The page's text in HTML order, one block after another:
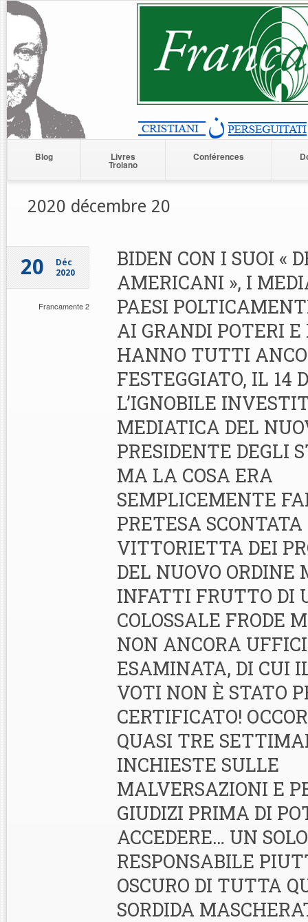
Blog Livres
Troiano
Conférences
2020 décembre 20
20
Déc
2020
Francamente 2
BIDEN CON I SUOI «
AMERICANI », I
PAESI
AI GRANDI POTERI E
HANNO TUTTI
FESTEGGIATO, IL 14
L’IGNOBILE
MEDIATICA DEL
PRESIDENTE DEGLI
MA LA COSA ERA
SEMPLICEMENTE
PRETESA SCONTATA
VITTORIETTA DEI
DEL NUOVO ORDINE
INFATTI FRUTTO DI
COLOSSALE FRODE
NON ANCORA
ESAMINATA, DI CUI
VOTI NON È STATO
CERTIFICATO!
QUASI TRE
INCHIESTE SULLE
MALVERSAZIONI E
GIUDIZI PRIMA DI
ACCEDERE… UN SOLO
RESPONSABILE
OSCURO DI TUTTA
SORDIDA